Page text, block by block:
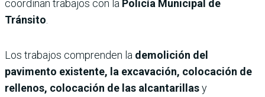
coordinan trabajos con la Policía Municipal de
Tránsito
Los trabajos comprenden la demolición del
pavimento existente, la excavación, colocación de
rellenos, colocación de las alcantarillasy